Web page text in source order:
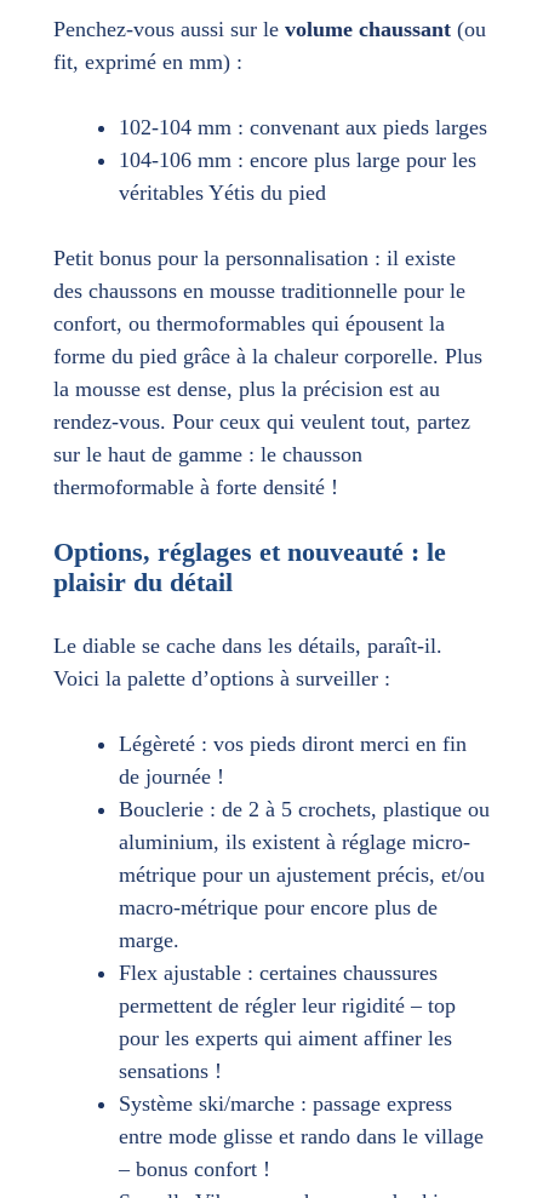
Penchez-vous aussi sur le volume chaussant (ou
fit, exprimé en mm) :
102-104 mm : convenant aux pieds larges
104-106 mm : encore plus large pour les
véritables Yétis du pied
Petit bonus pour la personnalisation : il existe
des chaussons en mousse traditionnelle pour le
confort, ou thermoformables qui épousent la
forme du pied grâce à la chaleur corporelle. Plus
la mousse est dense, plus la précision est au
rendez-vous. Pour ceux qui veulent tout, partez
sur le haut de gamme : le chausson
thermoformable à forte densité !
Options, réglages et nouveauté : le
plaisir du détail
Le diable se cache dans les détails, paraît-il.
Voici la palette d’options à surveiller :
Légèreté : vos pieds diront merci en fin
de journée !
Bouclerie : de 2 à 5 crochets, plastique ou
aluminium, ils existent à réglage micro-
métrique pour un ajustement précis, et/ou
macro-métrique pour encore plus de
marge.
Flex ajustable : certaines chaussures
permettent de régler leur rigidité – top
pour les experts qui aiment affiner les
sensations !
Système ski/marche : passage express
entre mode glisse et rando dans le village
– bonus confort !